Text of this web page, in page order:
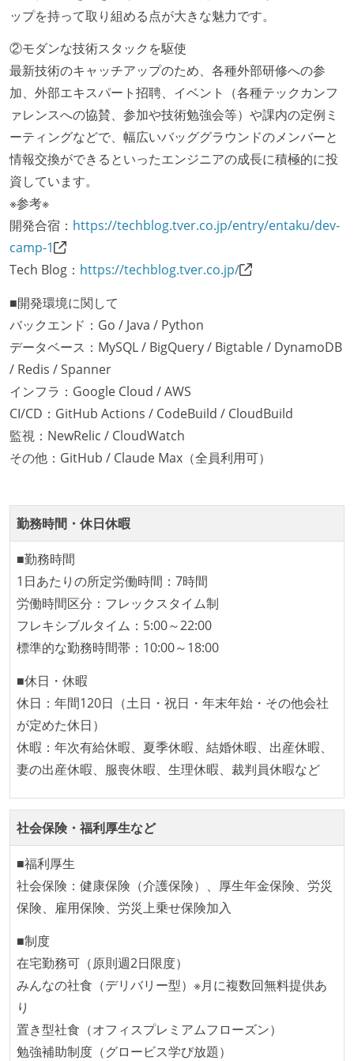
固定残業時間：月35時間分
試用期間：あり（3ヶ月間）
社会保険：各種社会保険完備（雇用・労災・健康・厚
生年金）
受動喫煙防止措置：屋内禁煙（屋内に喫煙可能室設
置）
ップを持って取り組める点が大きな魅力です。
②モダンな技術スタックを駆使
最新技術のキャッチアップのため、各種外部研修への参
加、外部エキスパート招聘、イベント（各種テックカンフ
ァレンスへの協賛、参加や技術勉強会等）や課内の定例ミ
ーティングなどで、幅広いバッググラウンドのメンバーと
情報交換ができるといったエンジニアの成長に積極的に投
資しています。
※参考※
開発合宿： https://techblog.tver.co.jp/entry/entaku/dev-
camp-1
Tech Blog： https://techblog.tver.co.jp/
■開発環境に関して
バックエンド：Go / Java / Python
データベース：MySQL / BigQuery / Bigtable / DynamoDB
/ Redis / Spanner
インフラ：Google Cloud / AWS
CI/CD：GitHub Actions / CodeBuild / CloudBuild
監視：NewRelic / CloudWatch
その他：GitHub / Claude Max（全員利用可）
勤務時間・休日休暇
■勤務時間
1日あたりの所定労働時間：7時間
労働時間区分：フレックスタイム制
フレキシブルタイム：5:00～22:00
標準的な勤務時間帯：10:00～18:00
■休日・休暇
休日：年間120日（土日・祝日・年末年始・その他会社
が定めた休日）
休暇：年次有給休暇、夏季休暇、結婚休暇、出産休暇、
妻の出産休暇、服喪休暇、生理休暇、裁判員休暇など
社会保険・福利厚生など
■福利厚生
社会保険：健康保険（介護保険）、厚生年金保険、労災
保険、雇用保険、労災上乗せ保険加入
■制度
在宅勤務可（原則週2日限度）
みんなの社食（デリバリー型）※月に複数回無料提供あ
り
置き型社食（オフィスプレミアムフローズン）
勉強補助制度（グロービス学び放題）